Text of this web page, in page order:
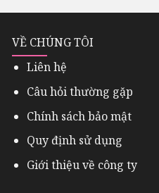
VỀ CHÚNG TÔI
Liên hệ
Câu hỏi thường gặp
Chính sách bảo mật
Quy định sử dụng
Giới thiệu về công ty